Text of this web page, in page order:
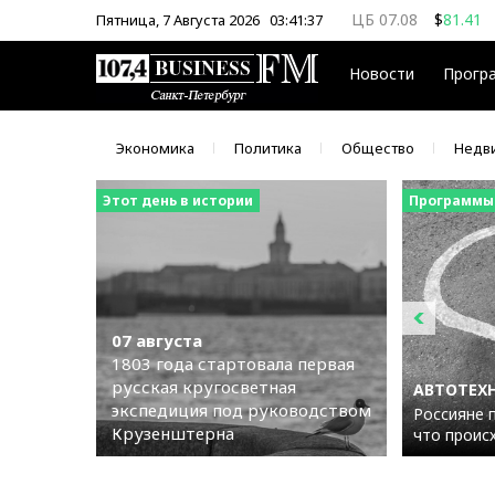
Новости
Пятница, 7 Августа 2026 03:41:38 ЦБ 07.08 $81.41
ММВБ 07.08 $ €
Экономика Политика Общество
Этот день в истории
07 августа
1803 года стартовала первая
русская кругосветная
экспедиция под руководством
Крузенштерна
Программы
Россияне
что